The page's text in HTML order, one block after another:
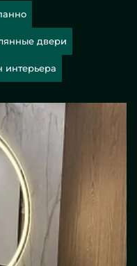
двери
интерьера